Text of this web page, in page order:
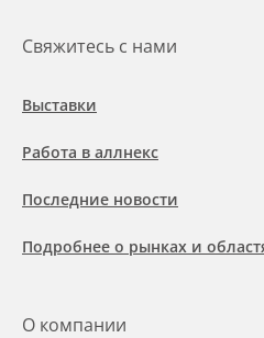
Свяжитесь с нами
Выставки
Работа в аллнекс
Последние новости
Подробнее о рынках и
О компании